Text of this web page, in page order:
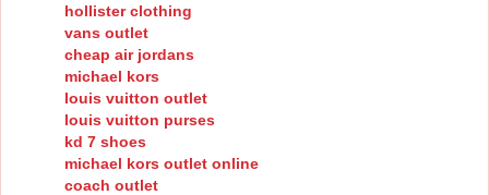
hollister clothing
vans outlet
cheap air jordans
michael kors
louis vuitton outlet
louis vuitton purses
kd 7 shoes
michael kors outlet online
coach outlet